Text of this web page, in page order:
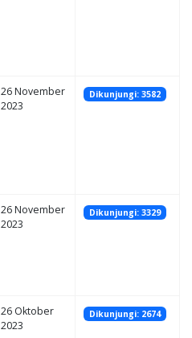
26 November
2023
Dikunjungi: 3582
26 November
2023
Dikunjungi: 3329
26 Oktober
2023
Dikunjungi: 2674